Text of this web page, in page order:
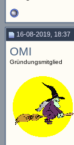
16-08-2019, 18:37
OMI
Gründungsmitglied